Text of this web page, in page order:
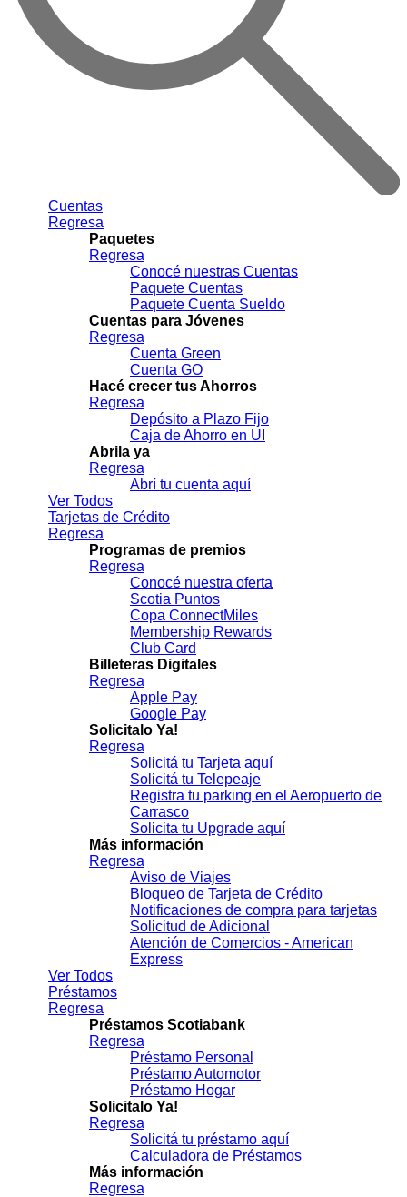
Cuentas
Regresa
Paquetes
Regresa
Conocé nuestras Cuentas
Paquete Cuentas
Paquete Cuenta Sueldo
Cuentas para Jóvenes
Regresa
Cuenta Green
Cuenta GO
Hacé crecer tus Ahorros
Regresa
Depósito a Plazo Fijo
Caja de Ahorro en UI
Abrila ya
Regresa
Abrí tu cuenta aquí
Ver Todos
Tarjetas de Crédito
Regresa
Programas de premios
Regresa
Conocé nuestra oferta
Scotia Puntos
Copa ConnectMiles
Membership Rewards
Club Card
Billeteras Digitales
Regresa
Apple Pay
Google Pay
Solicitalo Ya!
Regresa
Solicitá tu Tarjeta aquí
Solicitá tu Telepeaje
Registra tu parking en el Aeropuerto de
Carrasco
Solicita tu Upgrade aquí
Más información
Regresa
Aviso de Viajes
Bloqueo de Tarjeta de Crédito
Notificaciones de compra para tarjetas
Solicitud de Adicional
Atención de Comercios - American
Express
Ver Todos
Préstamos
Regresa
Préstamos Scotiabank
Regresa
Préstamo Personal
Préstamo Automotor
Préstamo Hogar
Solicitalo Ya!
Regresa
Solicitá tu préstamo aquí
Calculadora de Préstamos
Más información
Regresa